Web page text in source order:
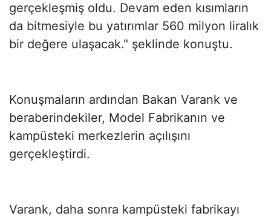
gerçekleşmiş oldu. Devam eden kısımların
da bitmesiyle bu yatırımlar 560 milyon liralık
bir değere ulaşacak." şeklinde konuştu.
Konuşmaların ardından Bakan Varank ve
beraberindekiler, Model Fabrikanın ve
kampüsteki merkezlerin açılışını
gerçekleştirdi.
Varank, daha sonra kampüsteki fabrikayı